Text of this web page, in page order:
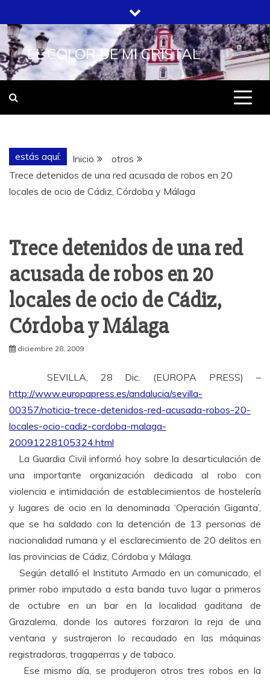
al
contenido
EL COLOR DE MI CRISTAL
estás aquí: Inicio
otros
Trece detenidos de una red acusada de robos en 20
locales de ocio de Cádiz, Córdoba y Málaga
Trece detenidos de una red
acusada de robos en 20
locales de ocio de Cádiz,
Córdoba y Málaga
diciembre 28, 2009
SEVILLA, 28 Dic. (EUROPA PRESS) –
http://www.europapress.es/andalucia/sevilla-
00357/noticia-trece-detenidos-red-acusada-robos-20-
locales-ocio-cadiz-cordoba-malaga-
20091228105324.html
La Guardia Civil informó hoy sobre la desarticulación de
una importante organización dedicada al robo con
violencia e intimidación de establecimientos de hostelería
y lugares de ocio en la denominada ‘Operación Giganta’,
que se ha saldado con la detención de 13 personas de
nacionalidad rumana y el esclarecimiento de 20 delitos en
las provincias de Cádiz, Córdoba y Málaga.
Según detalló el Instituto Armado en un comunicado, el
primer robo imputado a esta banda tuvo lugar a primeros
de octubre en un bar en la localidad gaditana de
Grazalema, donde los autores forzaron la reja de una
ventana y sustrajeron lo recaudado en las máquinas
registradoras, tragaperras y de tabaco.
Ese mismo día, se produjeron otros tres robos en la